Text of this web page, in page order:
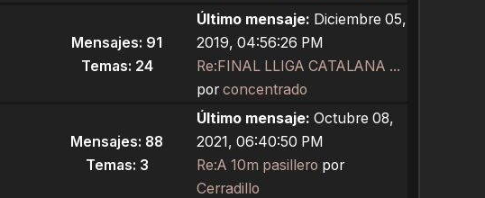
Mensajes: 91
Temas: 24
Último mensaje: Diciembre 05,
2019, 04:56:26 PM
Re:FINAL LLIGA CATALANA ...
por concentrado
Mensajes: 88
Temas: 3
Último mensaje: Octubre 08,
2021, 06:40:50 PM
Re:A 10m pasillero por
Cerradillo